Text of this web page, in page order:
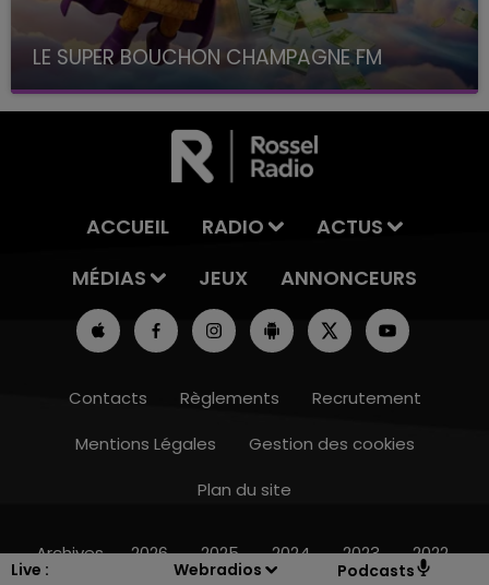
Live :
Webradios Podcasts
16h00 - 20h00
LE SUPER BOUCHON CHAMPAGNE FM
avec La Famille Champagne FM, à 8H10
ACCUEIL RADIO
ACTUS
MÉDIAS
JEUX ANNONCEURS
Contacts Règlements
Recrutement
Mentions Légales
Gestion des cookies
Plan du site
Archives 2026 2025 2024 2023 2022